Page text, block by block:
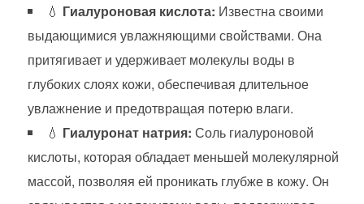
💧 Гиалуроновая кислота: Известна своими
выдающимися увлажняющими свойствами. Она
притягивает и удерживает молекулы воды в
глубоких слоях кожи, обеспечивая длительное
увлажнение и предотвращая потерю влаги.
💧 Гиалуронат натрия: Соль гиалуроновой
кислоты, которая обладает меньшей молекулярной
массой, позволяя ей проникать глубже в кожу. Он